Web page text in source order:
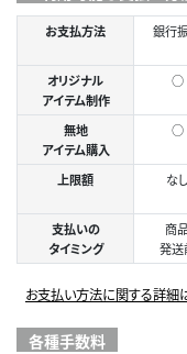
お支払方法 銀行
オリジナル
アイテム制作
○
無地
アイテム購入
○
上限額 なし
支払いの
タイミング
商
発送
お支払い方法に関する詳細
各種手数料